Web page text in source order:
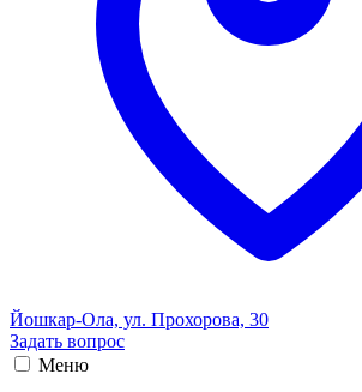
Йошкар-Ола, ул. Прохорова, 30
Задать вопрос
Меню